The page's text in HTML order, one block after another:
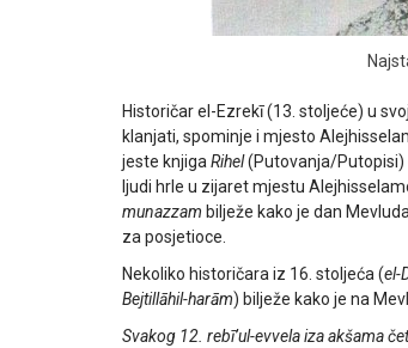
Historičar el-Ezrekī (13. stoljeće) u
klanjati, spominje i mjesto
jeste knjigaRihel(Putovanja/Putopisi)
ljudi hrle u zijaret mjestu
munazzam bilježe kako je dan
za posjetioce.
Nekoliko historičara iz 16. stoljeća (el-
Bejtillāhil-harām) bilježe kako je na
Svakog 12. rebī’ul-evvela iza akšama